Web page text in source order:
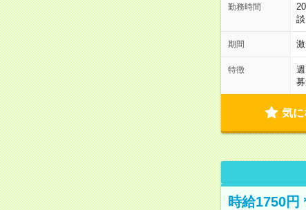
勤務時間
期間
特徴
気に
時給1750円